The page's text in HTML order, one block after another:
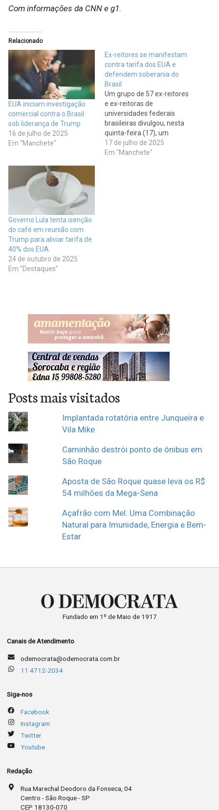
Com informações da CNN e g1.
Relacionado
EUA iniciam investigação
comercial contra o Brasil
sob liderança de Trump
16 de julho de 2025
Em "Manchete"
Ex-reitores se manifestam
contra tarifa dos EUA e
defendem soberania do
Brasil
Um grupo de 57 ex-reitores
e ex-reitoras de
universidades federais
brasileiras divulgou, nesta
quinta-feira (17), um
manifesto em defesa da
soberania nacional,
17 de julho de 2025
Em "Manchete"
Governo Lula tenta isenção
do café em reunião com
Trump para aliviar tarifa de
40% dos EUA
24 de outubro de 2025
Em "Destaques"
Posts mais visitados
Implantada rotatória entre Junqueira e
Vila Mike
Caminhão destrói ponto de ônibus em
São Roque
Aposta de São Roque quase leva os R$
54 milhões da Mega-Sena
Açafrão com Mel: Uma Combinação
Natural para Imunidade, Energia e Bem-
Estar
Fundado em 1º de Maio de 1917
Canais de Atendimento
odemocrata@odemocrata.com.br
11 4712-2034
Siga-nos
Facebook
Instagram
Twitter
Youtube
Redação
Rua Marechal Deodoro da Fonseca, 04
Centro - São Roque - SP
CEP 18130-070